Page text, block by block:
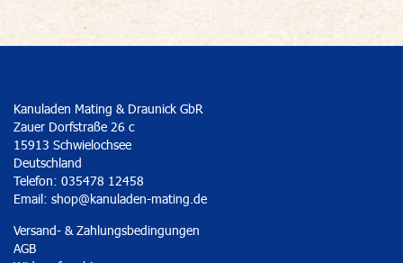
Kanuladen Mating & Draunick GbR
Zauer Dorfstraße 26 c
15913 Schwielochsee
Deutschland
Telefon: 035478 12458
Email: shop@kanuladen-mating.de
Versand- & Zahlungsbedingungen
AGB